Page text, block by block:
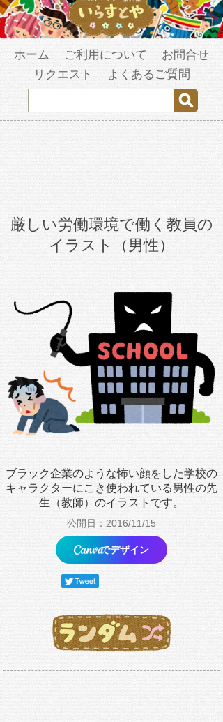
ホーム ご利用について
お問合せ
リクエスト
よくあるご質問
厳しい労働環境で働く教員の
イラスト（男性）
ブラック企業のような怖い顔をした学校の
キャラクターにこき使われている男性の先
生（教師）のイラストです。
公開日：2016/11/15
でデザイン